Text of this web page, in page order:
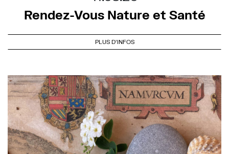
Rendez-Vous Nature et Santé
PLUS D'INFOS